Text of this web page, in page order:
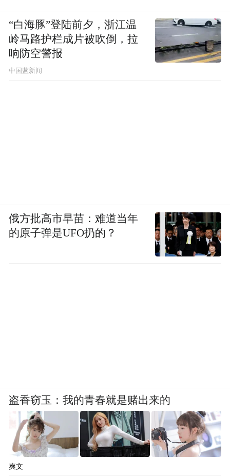
“白海豚”登陆前夕，浙江温
岭马路护栏成片被吹倒，拉
响防空警报
中国蓝新闻
俄方批高市早苗：难道当年
的原子弹是UFO扔的？
盗香窃玉：我的青春就是赌出来的
爽文